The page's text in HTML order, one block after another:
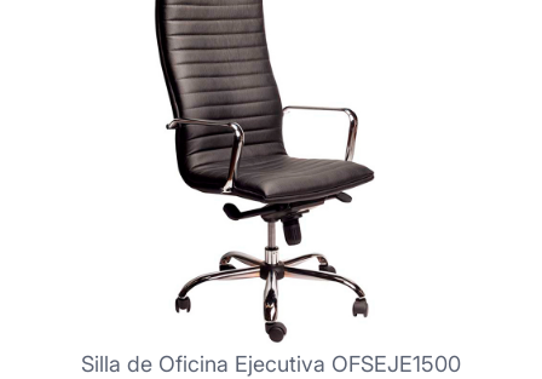
Silla de Oficina Ejecutiva OFSEJE1500